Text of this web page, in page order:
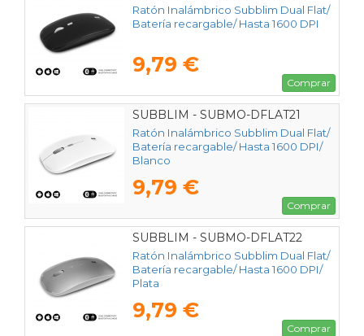
Ratón Inalámbrico Subblim Dual Flat/
Batería recargable/ Hasta 1600 DPI
9,79 €
Comprar
SUBBLIM - SUBMO-DFLAT21
Ratón Inalámbrico Subblim Dual Flat/
Batería recargable/ Hasta 1600 DPI/
Blanco
9,79 €
Comprar
SUBBLIM - SUBMO-DFLAT22
Ratón Inalámbrico Subblim Dual Flat/
Batería recargable/ Hasta 1600 DPI/
Plata
9,79 €
Comprar